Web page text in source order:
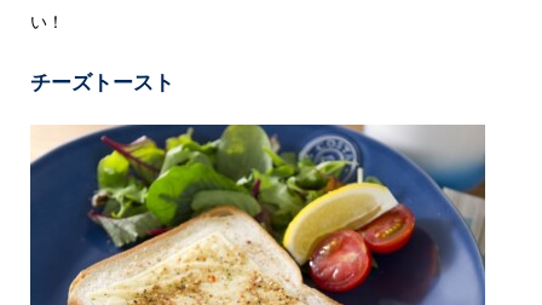
い！
チーズトースト